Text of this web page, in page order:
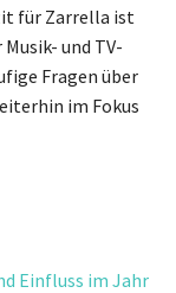
für Zarrella ist
und TV-
Fragen über
im Fokus
Einfluss im Jahr